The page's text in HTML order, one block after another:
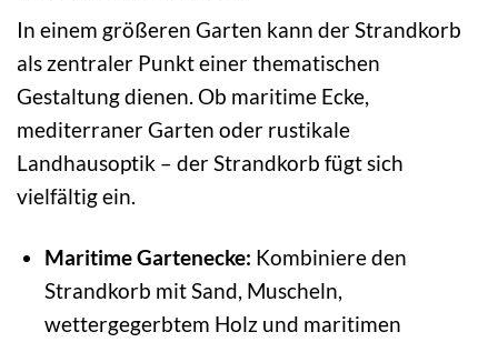
In einem größeren Garten kann der Strandkorb
als zentraler Punkt einer thematischen
Gestaltung dienen. Ob maritime Ecke,
mediterraner Garten oder rustikale
Landhausoptik – der Strandkorb fügt sich
vielfältig ein.
Maritime Gartenecke: Kombiniere den
Strandkorb mit Sand, Muscheln,
wettergegerbtem Holz und maritimen